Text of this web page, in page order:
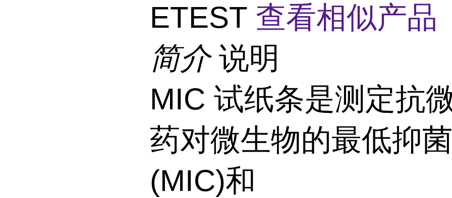
ETEST 查看相似产品
简介 说明
MIC 试纸条是测定抗
药对微生物的最低抑
(MIC)和